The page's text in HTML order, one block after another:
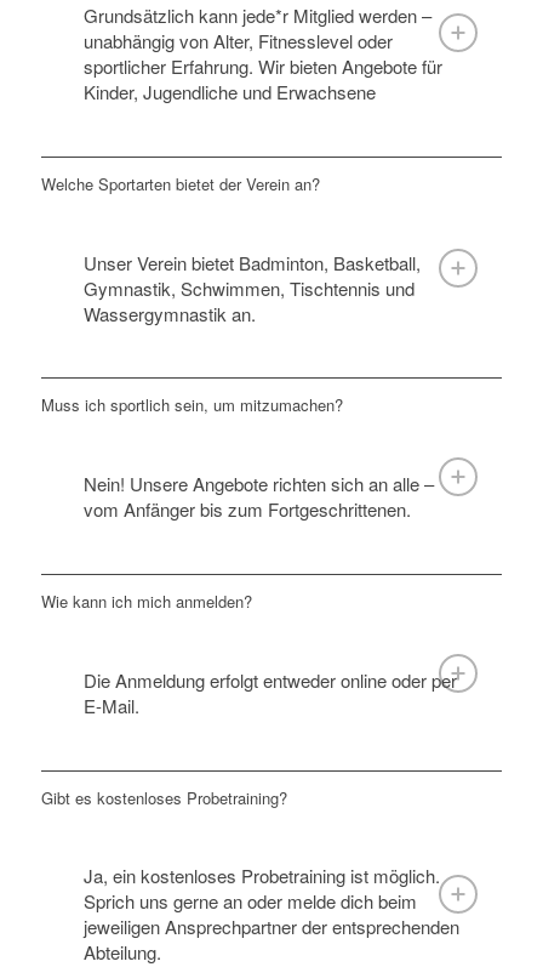
Grundsätzlich kann jede*r Mitglied werden –
unabhängig von Alter, Fitnesslevel oder
sportlicher Erfahrung. Wir bieten Angebote für
Kinder, Jugendliche und Erwachsene
Welche Sportarten bietet der Verein an?
Unser Verein bietet Badminton, Basketball,
Gymnastik, Schwimmen, Tischtennis und
Wassergymnastik an.
Muss ich sportlich sein, um mitzumachen?
Nein! Unsere Angebote richten sich an alle –
vom Anfänger bis zum Fortgeschrittenen.
Wie kann ich mich anmelden?
Die Anmeldung erfolgt entweder online oder per
E-Mail.
Gibt es kostenloses Probetraining?
Ja, ein kostenloses Probetraining ist möglich.
Sprich uns gerne an oder melde dich beim
jeweiligen Ansprechpartner der entsprechenden
Abteilung.